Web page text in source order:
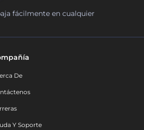
fácilmente en cualquier
De
Y Soporte